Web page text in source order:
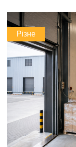
Різне